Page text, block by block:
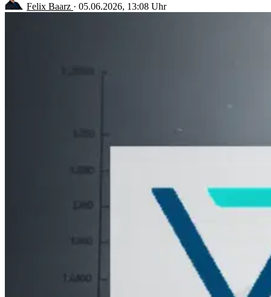
Felix Baarz · 05.06.2026, 13:08 Uhr